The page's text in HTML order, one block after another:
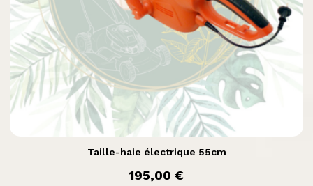
Aperçu rapide
Taille-haie électrique 55cm
prix
195,00 €